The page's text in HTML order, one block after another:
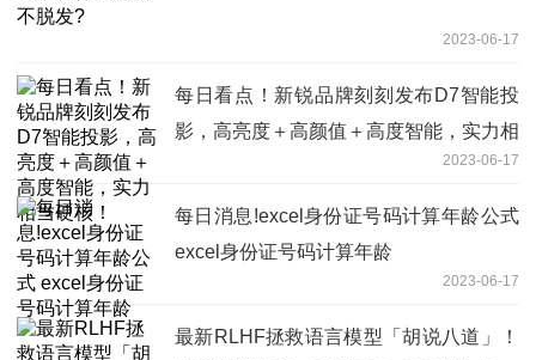
2023-06-17
每日看点！新锐品牌刻刻发布D7智能投
影，高亮度＋高颜值＋高度智能，实力相
2023-06-17
每日消息!excel身份证号码计算年龄公式
excel身份证号码计算年龄
2023-06-17
最新RLHF拯救语言模型「胡说八道」！